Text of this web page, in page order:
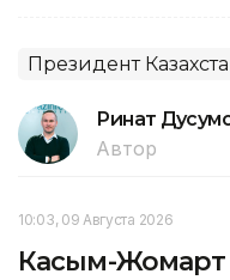
Президент
Ринат
Автор
10:03, 09 Августа 2026
Касым-Жомарт